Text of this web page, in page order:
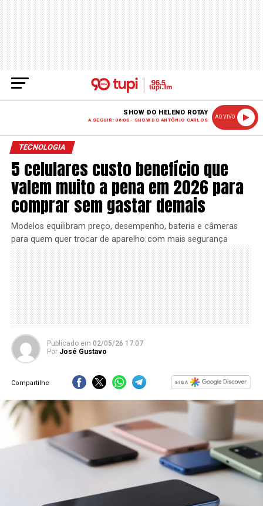
SHOW DO HELENO ROTAY
A SEGUIR: 06:00 - SHOW DO ANTÔNIO CARLOS
AO VIVO
TECNOLOGIA
5 celulares custo benefício que
valem muito a pena em 2026 para
comprar sem gastar demais
Modelos equilibram preço, desempenho, bateria e câmeras
para quem quer trocar de aparelho com mais segurança
Publicado em 02/05/26 17:07
Por José Gustavo
Compartilhe